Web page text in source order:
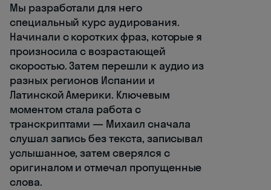
Мы разработали для него
специальный курс аудирования.
Начинали с коротких фраз, которые я
произносила с возрастающей
скоростью. Затем перешли к аудио из
разных регионов Испании и
Латинской Америки. Ключевым
моментом стала работа с
транскриптами — Михаил сначала
слушал запись без текста, записывал
услышанное, затем сверялся с
оригиналом и отмечал пропущенные
слова.